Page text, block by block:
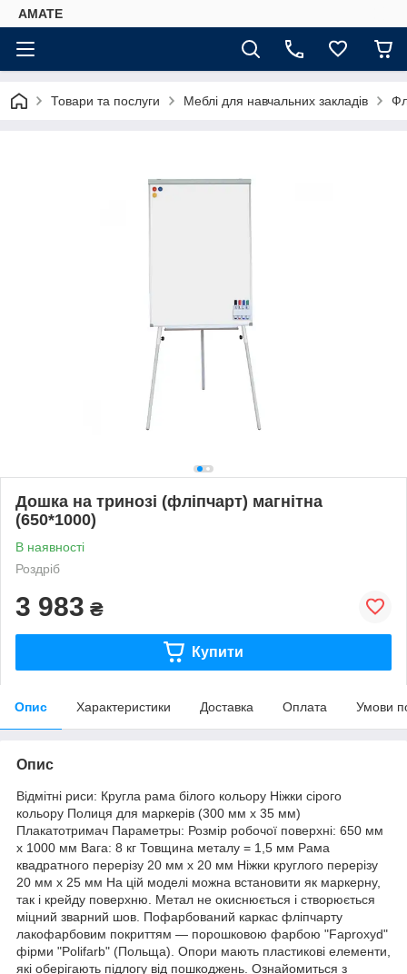
AMATE
Товари та послуги Меблі для навчальних закладів
Дошка на тринозі (фліпчарт) магнітна
(650*1000)
В наявності
Роздріб
3 983 ₴
Купити
Опис Характеристики Доставка Оплата Умови
Опис
Відмітні риси: Кругла рама білого кольору Ніжки сірого
кольору Полиця для маркерів (300 мм х 35 мм)
Плакатотримач Параметры: Розмір робочої поверхні: 650 мм
х 1000 мм Вага: 8 кг Товщина металу = 1,5 мм Рама
квадратного перерізу 20 мм х 20 мм Ніжки круглого перерізу
20 мм х 25 мм На цій моделі можна встановити як маркерну,
так і крейду поверхню. Метал не окиснюється і створюється
міцний зварний шов. Пофарбований каркас фліпчарту
лакофарбовим покриттям — порошковою фарбою "Faproxyd"
фірми "Polifarb" (Польща). Опори мають пластикові елементи,
які оберігають підлогу від пошкоджень. Ознайомиться з